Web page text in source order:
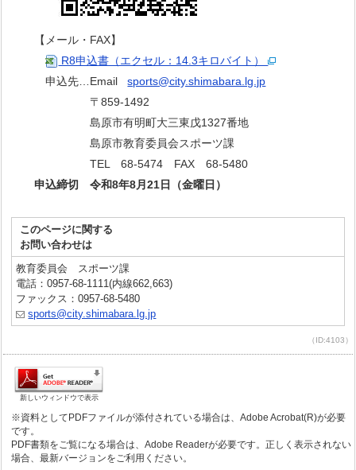
【メール・FAX】
R8申込書（エクセル：14.3キロバイト）
申込先…Emailsports@city.shimabara.lg.jp
〒859-1492
島原市有明町大三東戊1327番地
島原市教育委員会スポーツ課
TEL 68-5474 FAX 68-5480
申込締切
令和8年8月21日（金曜日）
このページに関する
お問い合わせは
教育委員会 スポーツ課
電話：0957-68-1111(内線662,663)
ファックス：0957-68-5480
sports@city.shimabara.lg.jp
（ID:4103）
新しいウィンドウで表示
※資料としてPDFファイルが添付されている場合は、Adobe Acrobat(R)が必要
です。
PDF書類をご覧になる場合は、Adobe Readerが必要です。正しく表示されない
場合、最新バージョンをご利用ください。